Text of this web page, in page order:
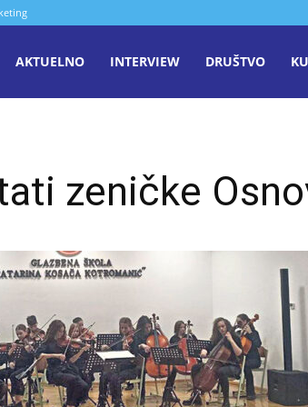
AKTUELNO INTERVIEW DRUŠTVO
zeničke